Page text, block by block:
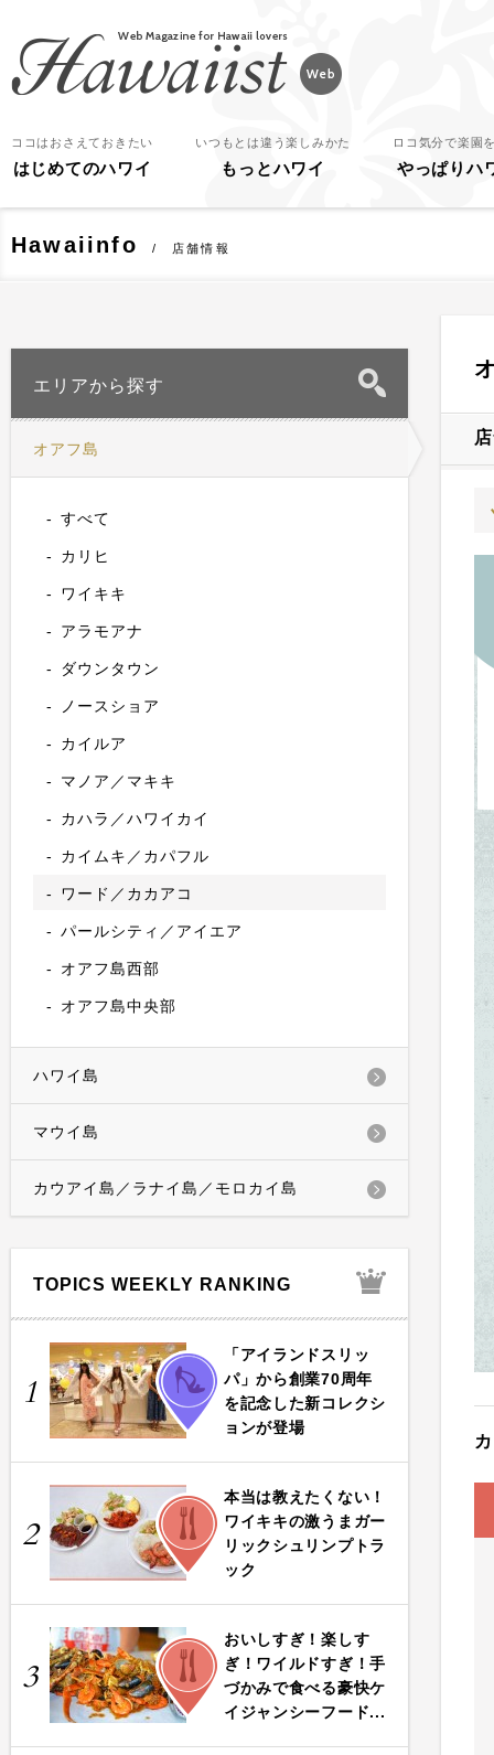
ココはおさえておきたい
はじめてのハワイ
いつもとは違う楽しみかた
もっとハワイ
ロコ気分で楽園
やっぱりハ
Hawaiinfo 店舗情報
エリアから探す
オアフ島
すべて
カリヒ
ワイキキ
アラモアナ
ダウンタウン
ノースショア
カイルア
マノア／マキキ
カハラ／ハワイカイ
カイムキ／カパフル
ワード／カカアコ
パールシティ／アイエア
オアフ島西部
オアフ島中央部
ハワイ島
マウイ島
カウアイ島／ラナイ島／モロカイ島
TOPICS WEEKLY RANKING
1
FASHION
「アイランドスリッ
パ」から創業70周年
を記念した新コレクシ
ョンが登場
2
FOOD
本当は教えたくない！
ワイキキの激うまガー
リックシュリンプトラ
ック
3
FOOD
おいしすぎ！楽しす
ぎ！ワイルドすぎ！手
づかみで食べる豪快ケ
イジャンシーフード...